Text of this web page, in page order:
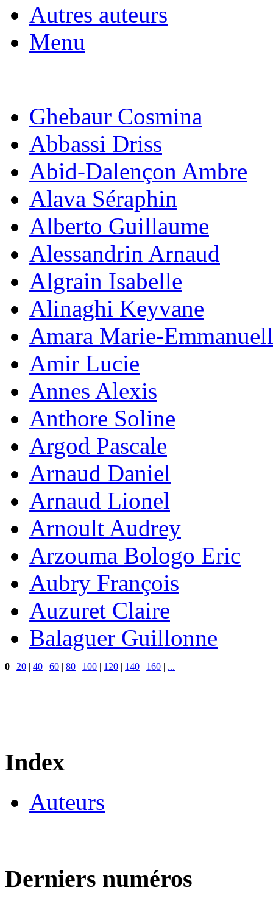
Autres auteurs
Menu
Ghebaur Cosmina
Abbassi Driss
Abid-Dalençon Ambre
Alava Séraphin
Alberto Guillaume
Alessandrin Arnaud
Algrain Isabelle
Alinaghi Keyvane
Amara Marie-
Amir Lucie
Annes Alexis
Anthore Soline
Argod Pascale
Arnaud Daniel
Arnaud Lionel
Arnoult Audrey
Arzouma Bologo Eric
Aubry François
Auzuret Claire
Balaguer Guillonne
0 | 20 | 40 | 60 | 80 | 100 | 120 | 140 | 160 | ...
Index
Auteurs
Derniers numéros